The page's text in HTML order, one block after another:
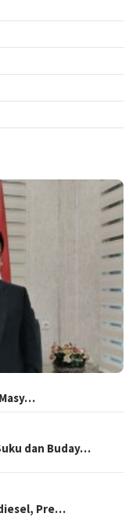
dan Buday…
Pre…